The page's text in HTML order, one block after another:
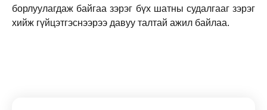
борлуулагдаж байгаа зэрэг бүх шатны судалгааг зэрэг
хийж гүйцэтгэснээрээ давуу талтай ажил байлаа.